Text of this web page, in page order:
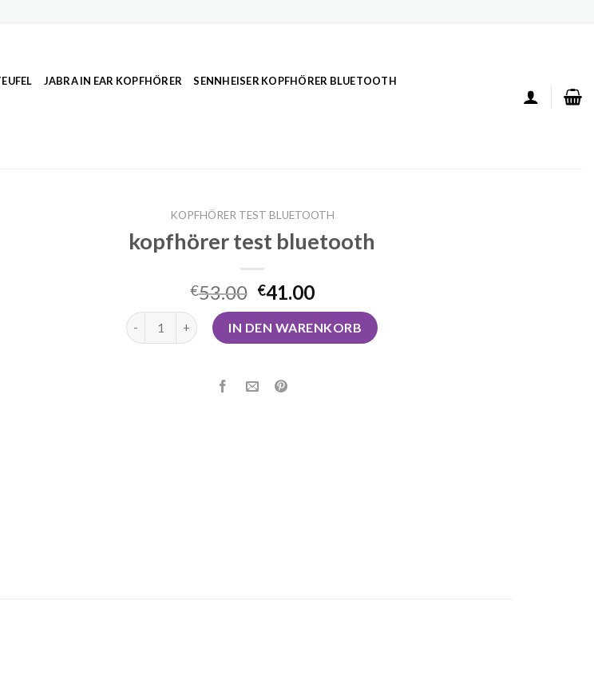
JABRA IN EAR KOPFHÖRER SENNHEISER KOPFHÖRER BLUETOOTH
KOPFHÖRER TEST BLUETOOTH
kopfhörer test bluetooth
€53.00 €41.00
kopfhörer test bluetooth Menge
IN DEN WARENKORB